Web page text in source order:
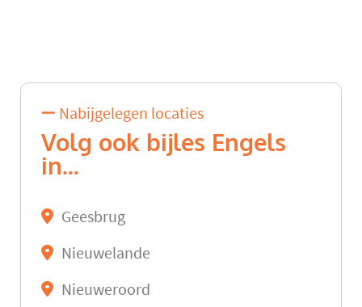
Nabijgelegen locaties
Volg ook bijles Engels
in...
Geesbrug
Nieuwelande
Nieuweroord